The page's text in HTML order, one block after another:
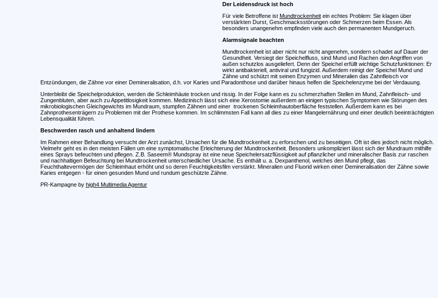
Der Leidensdruck ist hoch
Für viele Betroffene ist Mundtrockenheitein echtes Problem: Sie klagen über
verstärkten Durst, Geschmacksstörungen oder Schmerzen beim Essen. Als
besonders unangenehm empfinden viele auch den permanenten Mundgeruch.
Alarmsignale beachten
Mundtrockenheit ist aber nicht nur nicht angenehm, sondern schadet auf Dauer der
Gesundheit. Versiegt der Speichelfluss, sind Mund und Rachen den Angriffen von
außen schutzlos ausgeliefert. Denn der Speichel erfüllt wichtige Schutzfunktionen: Er
wirkt antibakteriell, antiviral und fungizid. Außerdem reinigt der Speichel Mund und
Zähne und schützt mit seinen Enzymen und Mineralien das Zahnfleisch vor
Entzündungen, die Zähne vor einer Demineralisation, d.h. vor Karies und Paradonthose und darüber hinaus helfen die Speichelenzyme bei der Verdauung.
Unterbleibt die Speichelproduktion, werden die Schleimhäute trocken und rissig. In der Folge kann es zu schmerzhaften Stellen im Mund, Zahnfleisch- und
Zungenbluten, aber auch zu Appetitlosigkeit kommen. Medizinisch lässt sich eine Xerostomie außerdem an einigen typischen Symptomen wie Störungen des
mikrobiologischen Gleichgewichts im Mundraum, stumpfen Zähnen und einer trockenen Schleimhautoberfläche feststellen. Außerdem kann es bei
Zahnprothesenträgern zu Problemen mit der Prothese kommen. Im schlimmsten Fall kann all dies zu einer Mangelernährung und einer deutlich beeinträchtigten
Lebensqualität führen.
Beschwerden rasch und anhaltend lindern
Im Rahmen einer Behandlung versucht der Arzt zunächst, Ursachen für die Mundtrockenheit zu erforschen und zu beseitigen. Oft ist dies jedoch nicht möglich.
Vielmehr geht es in den meisten Fällen um eine symptomatische Erleichterung der Mundtrockenheit. Besonders unkompliziert lässt sich der Mundraum mithilfe
eines Sprays befeuchten und pflegen. Z.B. Saseem® Mundspray ist eine neue Speichelersatzflüssigkeit auf pflanzlicher und mineralischer Basis zur raschen
und nachhaltigen Befeuchtung bei Mundtrockenheit unterschiedlicher Ursache. Es enthält u. a. Dexpanthenol, welches den Mund pflegt, das
Feuchthaltevermögen der Schleimhaut erhöht und so deren Feuchtigkeitsfilm verstärkt. Mineralien und Fluorid wirken einer Demineralisation der Zähne sowie
Karies entgegen - für einen gesunden Mund und rundum geschützte Zähne.
PR-Kampagne by high4 Multimedia Agentur